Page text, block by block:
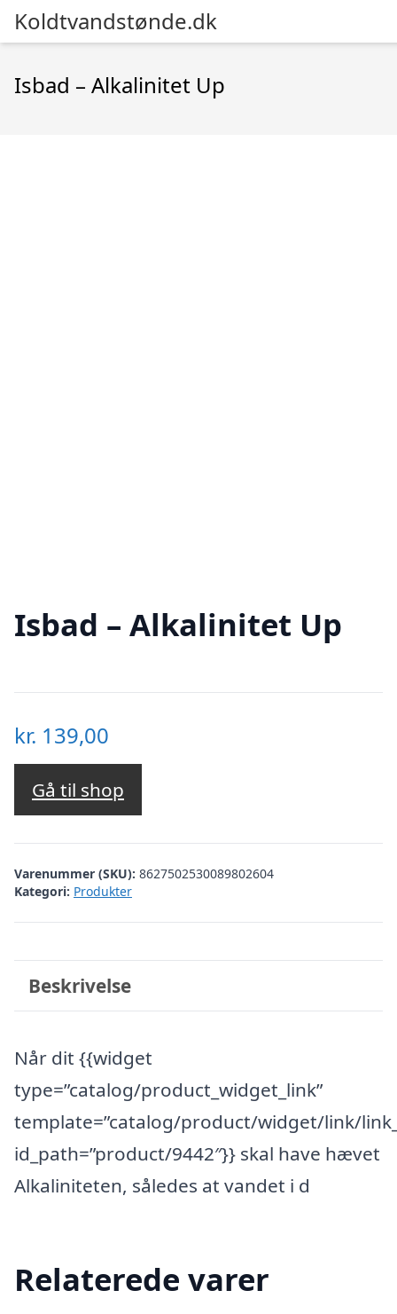
Koldtvandstønde.dk
Isbad – Alkalinitet Up
Isbad – Alkalinitet Up
kr. 139,00
Gå til shop
Varenummer (SKU): 8627502530089802604
Kategori: Produkter
Beskrivelse
Når dit {{widget
type=”catalog/product_widget_link”
template=”catalog/product/widget/link/
id_path=”product/9442″}} skal have hævet
Alkaliniteten, således at vandet i d
Relaterede varer